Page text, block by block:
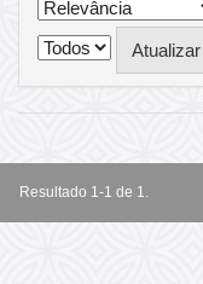
Resultado 1-1 de 1.